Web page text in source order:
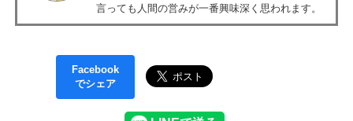
言っても人間の営みが一番興味深く思われます。
Facebook
でシェア